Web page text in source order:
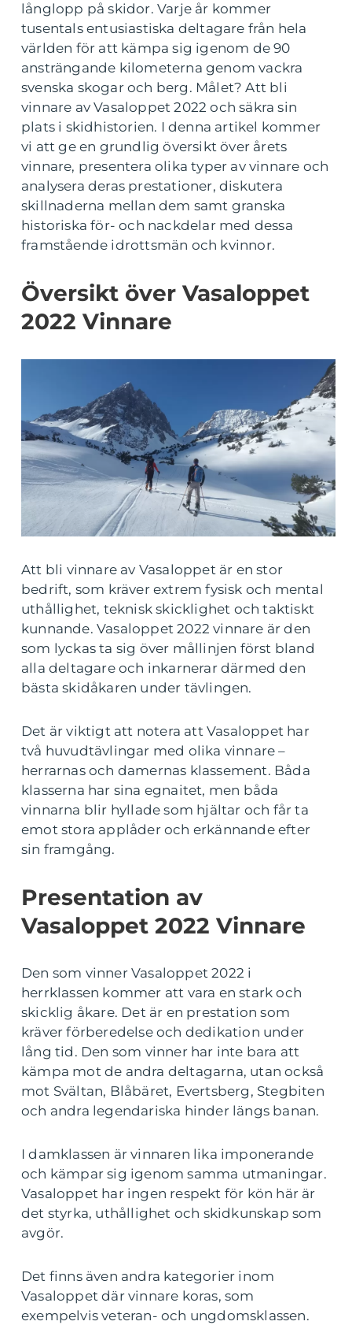
långlopp på skidor. Varje år kommer
tusentals entusiastiska deltagare från hela
världen för att kämpa sig igenom de 90
ansträngande kilometerna genom vackra
svenska skogar och berg. Målet? Att bli
vinnare av Vasaloppet 2022 och säkra sin
plats i skidhistorien. I denna artikel kommer
vi att ge en grundlig översikt över årets
vinnare, presentera olika typer av vinnare och
analysera deras prestationer, diskutera
skillnaderna mellan dem samt granska
historiska för- och nackdelar med dessa
framstående idrottsmän och kvinnor.
Översikt över Vasaloppet
2022 Vinnare
Att bli vinnare av Vasaloppet är en stor
bedrift, som kräver extrem fysisk och mental
uthållighet, teknisk skicklighet och taktiskt
kunnande. Vasaloppet 2022 vinnare är den
som lyckas ta sig över mållinjen först bland
alla deltagare och inkarnerar därmed den
bästa skidåkaren under tävlingen.
Det är viktigt att notera att Vasaloppet har
två huvudtävlingar med olika vinnare –
herrarnas och damernas klassement. Båda
klasserna har sina egnaitet, men båda
vinnarna blir hyllade som hjältar och får ta
emot stora applåder och erkännande efter
sin framgång.
Presentation av
Vasaloppet 2022 Vinnare
Den som vinner Vasaloppet 2022 i
herrklassen kommer att vara en stark och
skicklig åkare. Det är en prestation som
kräver förberedelse och dedikation under
lång tid. Den som vinner har inte bara att
kämpa mot de andra deltagarna, utan också
mot Svältan, Blåbäret, Evertsberg, Stegbiten
och andra legendariska hinder längs banan.
I damklassen är vinnaren lika imponerande
och kämpar sig igenom samma utmaningar.
Vasaloppet har ingen respekt för kön här är
det styrka, uthållighet och skidkunskap som
avgör.
Det finns även andra kategorier inom
Vasaloppet där vinnare koras, som
exempelvis veteran- och ungdomsklassen.